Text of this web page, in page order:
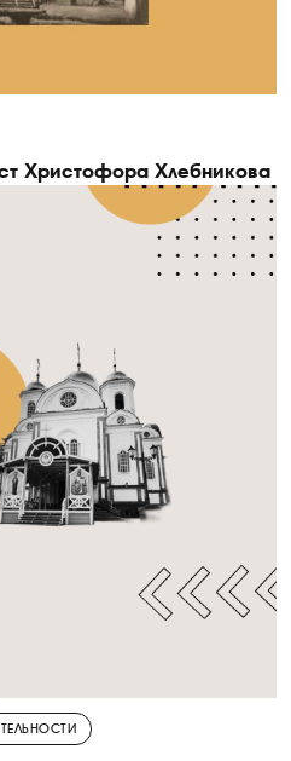
Христофора Хлебникова